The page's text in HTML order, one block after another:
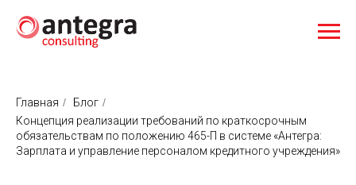
Главная / Блог /
Концепция реализации требований по краткосрочным
обязательствам по положению 465-П в системе «Антегра:
Зарплата и управление персоналом кредитного учреждения»